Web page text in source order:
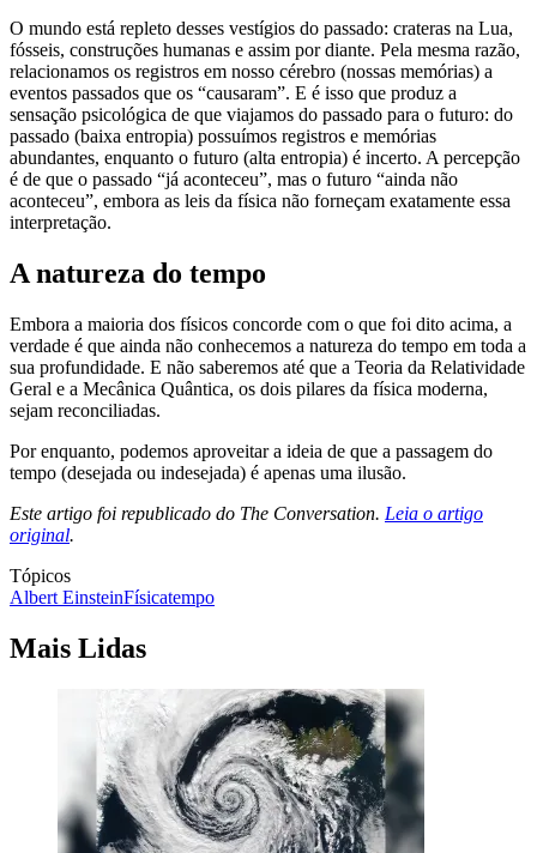
O mundo está repleto desses vestígios do passado: crateras na Lua,
fósseis, construções humanas e assim por diante. Pela mesma razão,
relacionamos os registros em nosso cérebro (nossas memórias) a
eventos passados que os “causaram”. E é isso que produz a
sensação psicológica de que viajamos do passado para o futuro: do
passado (baixa entropia) possuímos registros e memórias
abundantes, enquanto o futuro (alta entropia) é incerto. A percepção
é de que o passado “já aconteceu”, mas o futuro “ainda não
aconteceu”, embora as leis da física não forneçam exatamente essa
interpretação.
A natureza do tempo
Embora a maioria dos físicos concorde com o que foi dito acima, a
verdade é que ainda não conhecemos a natureza do tempo em toda a
sua profundidade. E não saberemos até que a Teoria da Relatividade
Geral e a Mecânica Quântica, os dois pilares da física moderna,
sejam reconciliadas.
Por enquanto, podemos aproveitar a ideia de que a passagem do
tempo (desejada ou indesejada) é apenas uma ilusão.
Este artigo foi republicado do The Conversation. Leia o artigo
original.
Tópicos
Albert EinsteinFísicatempo
Mais Lidas